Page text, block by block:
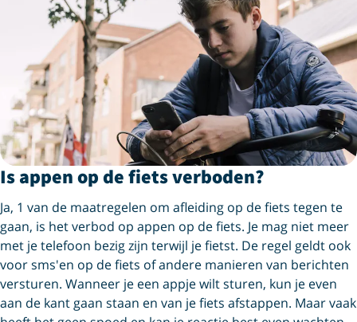
Is appen op de fiets verboden?
Ja, 1 van de maatregelen om afleiding op de fiets tegen te
gaan, is het verbod op appen op de fiets. Je mag niet meer
met je telefoon bezig zijn terwijl je fietst. De regel geldt ook
voor sms'en op de fiets of andere manieren van berichten
versturen. Wanneer je een appje wilt sturen, kun je even
aan de kant gaan staan en van je fiets afstappen. Maar vaak